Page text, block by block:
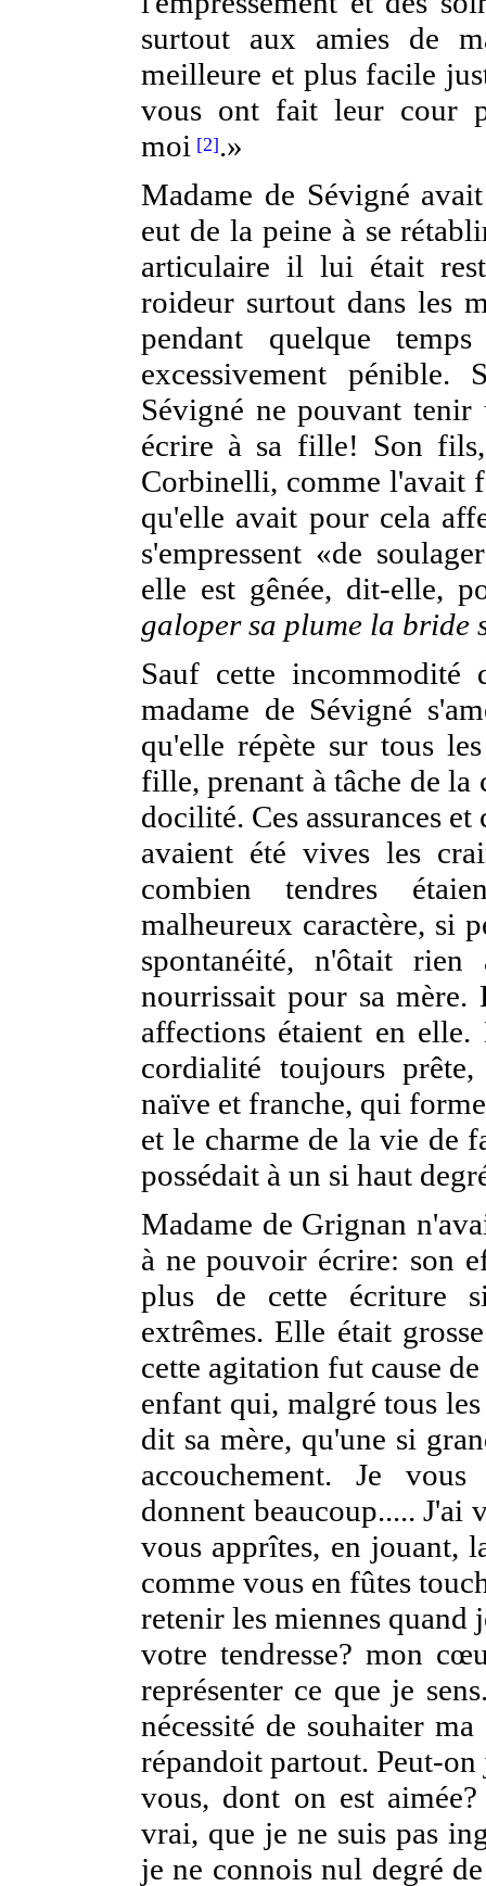
surtout aux amies de
meilleure et plus facile
vous ont fait leur cour
moi [2].»
Madame de Sévigné
eut de la peine à se
articulaire il lui était
roideur surtout dans les
pendant quelque
excessivement
Sévigné ne pouvant
écrire à sa fille! Son
Corbinelli, comme l'avait
qu'elle avait pour cela
s'empressent «de
elle est gênée, dit-elle,
galoper sa plume la bride
Sauf cette incommodité
madame de Sévigné
qu'elle répète sur tous
fille, prenant à tâche de la
docilité. Ces assurances
avaient été vives les
combien tendres
malheureux caractère, si
spontanéité, n'ôtait
nourrissait pour sa mère.
affections étaient en
cordialité toujours
naïve et franche, qui
et le charme de la vie de
possédait à un si haut
Madame de Grignan
à ne pouvoir écrire: son
plus de cette écriture
extrêmes. Elle était
cette agitation fut cause
enfant qui, malgré tous
dit sa mère, qu'une si
accouchement. Je
donnent beaucoup..... J'ai
vous apprîtes, en jouant,
comme vous en fûtes
retenir les miennes quand
votre tendresse? mon
représenter ce que je
nécessité de souhaiter
répandoit partout. Peut-
vous, dont on est
vrai, que je ne suis pas
je ne connois nul degré